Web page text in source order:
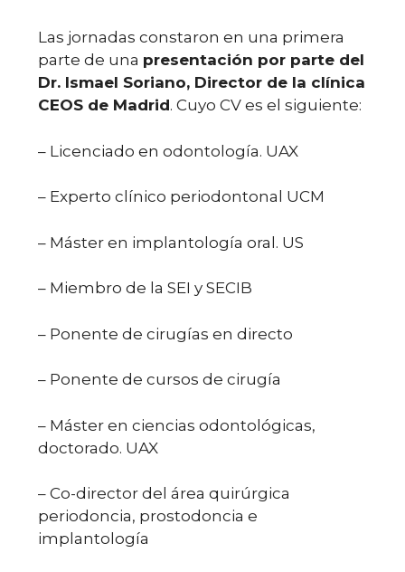
Las jornadas constaron en una primera
parte de una presentación por parte del
Dr. Ismael Soriano, Director de la clínica
CEOS de Madrid. Cuyo CV es el siguiente:
– Licenciado en odontología. UAX
– Experto clínico periodontonal UCM
– Máster en implantología oral. US
– Miembro de la SEI y SECIB
– Ponente de cirugías en directo
– Ponente de cursos de cirugía
– Máster en ciencias odontológicas,
doctorado. UAX
– Co-director del área quirúrgica
periodoncia, prostodoncia e
implantología